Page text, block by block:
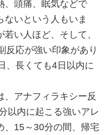
、頭痛、眠気などで
ないという人もいま
い人ほど、そして、
反応が強い印象があり
、長くても4日以内に
、アナフィラキシー反
以内に起こる強いアレ
、15～30分の間、帰宅